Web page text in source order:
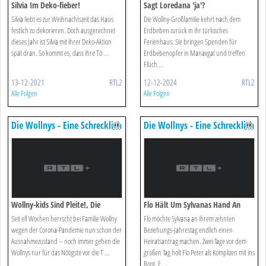
Silvia Im Deko-fieber!
Silvia liebt es zur Weihnachtszeit das Haus
festlich zu dekorieren. Doch ausgerechnet
dieses Jahr ist Silvia mit ihrer Deko-Aktion
spät dran. So kommt es, dass ihre Tö ...
13-12-2021 RTL2
Alle Folgen
Sagt Loredana 'ja'?
Die Wollny-Großfamilie kehrt nach dem
Erdbeben zurück in ihr türkisches
Ferienhaus. Sie bringen Spenden für
Erdbebenopfer in Manavgat und treffen
Flüch ...
12-12-2024 RTL2
Alle Folgen
Die Wollnys - Eine Schrecklich
Große Familie!
Wollny-kids Sind Pleite!, Die
Seit elf Wochen herrscht bei Familie Wollny
wegen der Corona-Pandemie nun schon der
Ausnahmezustand – noch immer gehen die
Wollnys nur für das Nötigste vor die T ...
Die Wollnys - Eine Schrecklich
Große Familie!
Flo Hält Um Sylvanas Hand An
Flo möchte Sylvana an ihrem zehnten
Beziehungs-Jahrestag endlich einen
Heiratsantrag machen. Zwei Tage vor dem
großen Tag holt Flo Peter als Komplizen mit ins
Boot. E ...